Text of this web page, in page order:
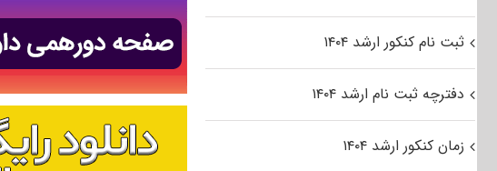
ثبت نام کنکور ارشد ۱۴۰۴
دفترچه ثبت نام ارشد ۱۴۰۴
زمان کنکور ارشد ۱۴۰۴